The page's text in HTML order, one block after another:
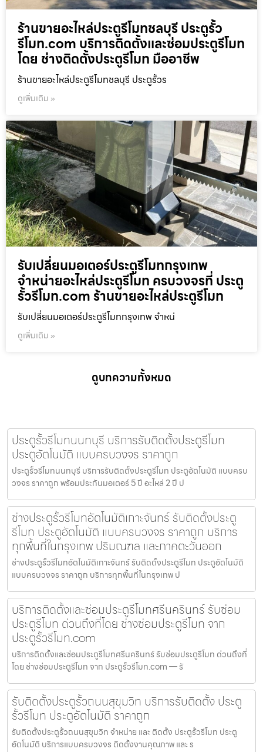
ร้านขายอะไหล่ประตูรีโมทชลบุรี ประตูรั้ว
รีโมท.com บริการติดตั้งและซ่อมประตูรีโมท
โดย ช่างติดตั้งประตูรีโมท มืออาชีพ
ร้านขายอะไหล่ประตูรีโมทชลบุรี ประตูรั้วร
ดูเพิ่มเติม »
รับเปลี่ยนมอเตอร์ประตูรีโมทกรุงเทพ
จำหน่ายอะไหล่ประตูรีโมท ครบวงจรที่ ประตู
รั้วรีโมท.com ร้านขายอะไหล่ประตูรีโมท
รับเปลี่ยนมอเตอร์ประตูรีโมทกรุงเทพ จำหน่
ดูเพิ่มเติม »
ดูบทความทั้งหมด
ประตูรั้วรีโมทนนทบุรี บริการรับติดตั้งประตูรีโมท
ประตูอัตโนมัติ แบบครบวงจร ราคาถูก
ประตูรั้วรีโมทนนทบุรี บริการรับติดตั้งประตูรีโมท ประตูอัตโนมัติ แบบครบ
วงจร ราคาถูก พร้อมประกันมอเตอร์ 5 ปี อะไหล่ 2 ปี ป
ช่างประตูรั้วรีโมทอัตโนมัติเกาะจันทร์ รับติดตั้งประตู
รีโมท ประตูอัตโนมัติ แบบครบวงจร ราคาถูก บริการ
ทุกพื้นที่ในกรุงเทพ ปริมณฑล และภาคตะวันออก
ช่างประตูรั้วรีโมทอัตโนมัติเกาะจันทร์ รับติดตั้งประตูรีโมท ประตูอัตโนมัติ
แบบครบวงจร ราคาถูก บริการทุกพื้นที่ในกรุงเทพ ป
บริการติดตั้งและซ่อมประตูรีโมทศรีนครินทร์ รับซ่อม
ประตูรีโมท ด่วนถึงที่โดย ช่างซ่อมประตูรีโมท จาก
ประตูรั้วรีโมท.com
บริการติดตั้งและซ่อมประตูรีโมทศรีนครินทร์ รับซ่อมประตูรีโมท ด่วนถึงที่
โดย ช่างซ่อมประตูรีโมท จาก ประตูรั้วรีโมท.com — รั
รับติดตั้งประตูรั้วถนนสุขุมวิท บริการรับติดตั้ง ประตู
รั้วรีโมท ประตูอัตโนมัติ ราคาถูก
รับติดตั้งประตูรั้วถนนสุขุมวิท จำหน่าย และ ติดตั้ง ประตูรั้วรีโมท ประตู
อัตโนมัติ บริการแบบครบวงจร ติดตั้งงานคุณภาพ และ ร